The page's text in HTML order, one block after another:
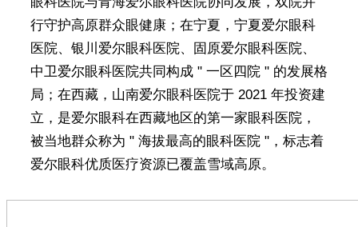
行守护高原群众眼健康；在宁夏，宁夏爱尔眼科
医院、银川爱尔眼科医院、固原爱尔眼科医院、
中卫爱尔眼科医院共同构成 " 一区四院 " 的发展格
局；在西藏，山南爱尔眼科医院于 2021 年投资建
立，是爱尔眼科在西藏地区的第一家眼科医院，
被当地群众称为 " 海拔最高的眼科医院 "，标志着
爱尔眼科优质医疗资源已覆盖雪域高原。